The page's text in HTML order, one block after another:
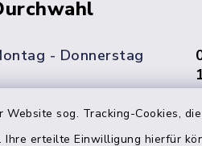
sog. Tracking-Cookies,
erteilte Einwilligung hierfür
- Donnerstag